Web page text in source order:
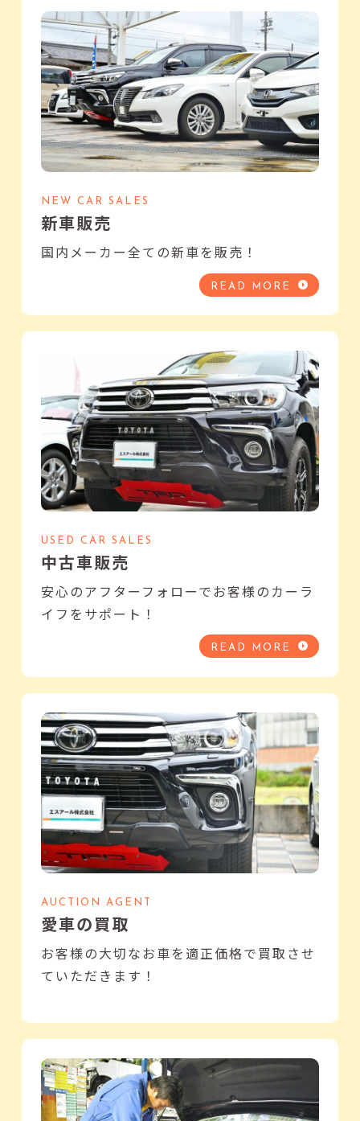
NEW CAR SALES
新車販売
国内メーカー全ての新車を販売！
READ MORE
USED CAR SALES
中古車販売
READ MORE
安心のアフターフォローでお客様のカーラ
イフをサポート！
AUCTION AGENT
愛車の買取
お客様の大切なお車を適正価格で買取させ
ていただきます！